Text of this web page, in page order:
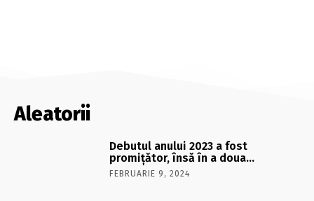
Aleatorii
Debutul anului 2023 a fost
promiţător, însă în a doua…
FEBRUARIE 9, 2024